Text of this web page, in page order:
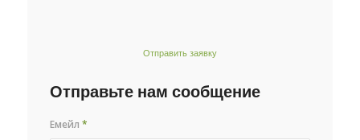
Отправить заявку
Отправьте нам сообщение
Емейл*